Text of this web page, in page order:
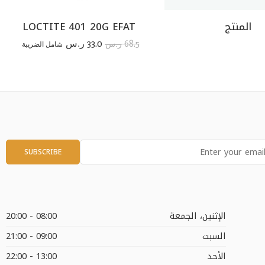
المنتج LOCTITE 401 20G EFAT
68.5 ر.س 33.0 ر.س شامل الضريبة
الإثنين، الجمعة
08:00 - 20:00
السبت
09:00 - 21:00
الأحد
13:00 - 22:00